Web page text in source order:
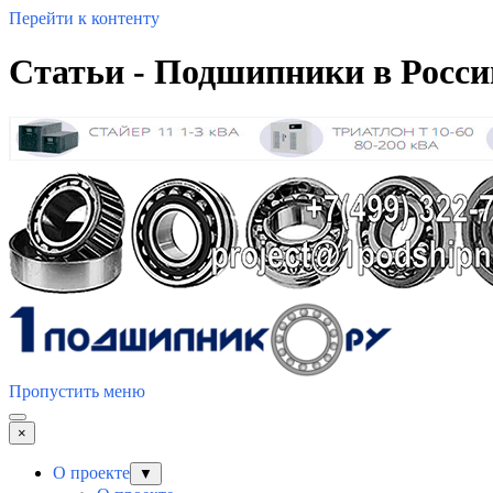
Перейти к контенту
Статьи - Подшипники в
Пропустить меню
×
О проекте ▼